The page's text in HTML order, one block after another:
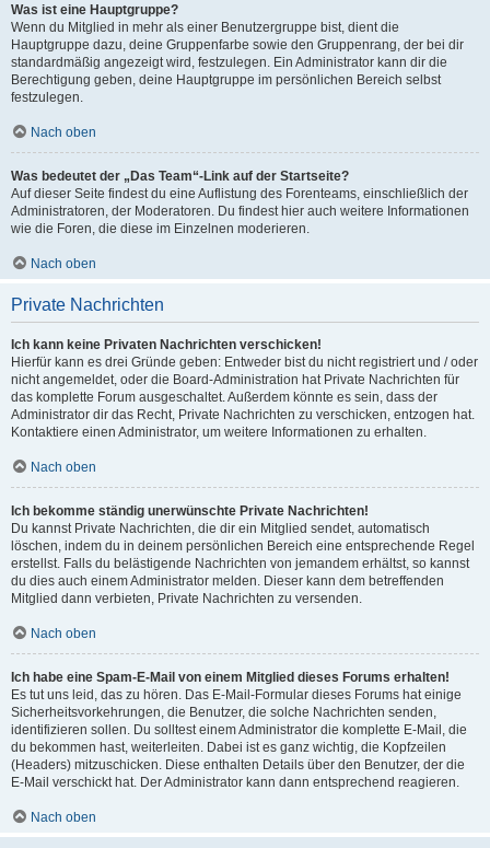
Was ist eine Hauptgruppe?
Wenn du Mitglied in mehr als einer Benutzergruppe bist, dient die
Hauptgruppe dazu, deine Gruppenfarbe sowie den Gruppenrang, der bei dir
standardmäßig angezeigt wird, festzulegen. Ein Administrator kann dir die
Berechtigung geben, deine Hauptgruppe im persönlichen Bereich selbst
festzulegen.
Nach oben
Was bedeutet der „Das Team“-Link auf der Startseite?
Auf dieser Seite findest du eine Auflistung des Forenteams, einschließlich der
Administratoren, der Moderatoren. Du findest hier auch weitere Informationen
wie die Foren, die diese im Einzelnen moderieren.
Nach oben
Private Nachrichten
Ich kann keine Privaten Nachrichten verschicken!
Hierfür kann es drei Gründe geben: Entweder bist du nicht registriert und / oder
nicht angemeldet, oder die Board-Administration hat Private Nachrichten für
das komplette Forum ausgeschaltet. Außerdem könnte es sein, dass der
Administrator dir das Recht, Private Nachrichten zu verschicken, entzogen hat.
Kontaktiere einen Administrator, um weitere Informationen zu erhalten.
Nach oben
Ich bekomme ständig unerwünschte Private Nachrichten!
Du kannst Private Nachrichten, die dir ein Mitglied sendet, automatisch
löschen, indem du in deinem persönlichen Bereich eine entsprechende Regel
erstellst. Falls du belästigende Nachrichten von jemandem erhältst, so kannst
du dies auch einem Administrator melden. Dieser kann dem betreffenden
Mitglied dann verbieten, Private Nachrichten zu versenden.
Nach oben
Ich habe eine Spam-E-Mail von einem Mitglied dieses Forums erhalten!
Es tut uns leid, das zu hören. Das E-Mail-Formular dieses Forums hat einige
Sicherheitsvorkehrungen, die Benutzer, die solche Nachrichten senden,
identifizieren sollen. Du solltest einem Administrator die komplette E-Mail, die
du bekommen hast, weiterleiten. Dabei ist es ganz wichtig, die Kopfzeilen
(Headers) mitzuschicken. Diese enthalten Details über den Benutzer, der die
E-Mail verschickt hat. Der Administrator kann dann entsprechend reagieren.
Nach oben